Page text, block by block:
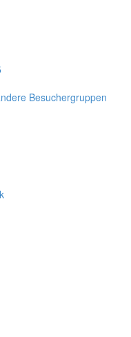
Besuchergruppen